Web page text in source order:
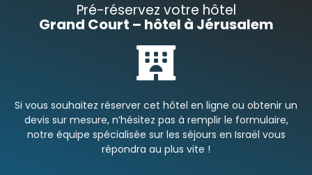
Pré-réservez votre hôtel
Grand Court – hôtel à Jérusalem
Si vous souhaitez réserver cet hôtel en ligne ou obtenir un
devis sur mesure, n’hésitez pas à remplir le formulaire,
notre équipe spécialisée sur les séjours en Israël vous
répondra au plus vite !